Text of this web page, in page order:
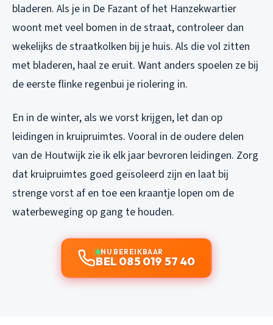
bladeren. Als je in De Fazant of het Hanzekwartier
woont met veel bomen in de straat, controleer dan
wekelijks de straatkolken bij je huis. Als die vol zitten
met bladeren, haal ze eruit. Want anders spoelen ze bij
de eerste flinke regenbui je riolering in.
En in de winter, als we vorst krijgen, let dan op
leidingen in kruipruimtes. Vooral in de oudere delen
van de Houtwijk zie ik elk jaar bevroren leidingen. Zorg
dat kruipruimtes goed geïsoleerd zijn en laat bij
strenge vorst af en toe een kraantje lopen om de
waterbeweging op gang te houden.
NU BEREIKBAAR
BEL 085 019 57 40